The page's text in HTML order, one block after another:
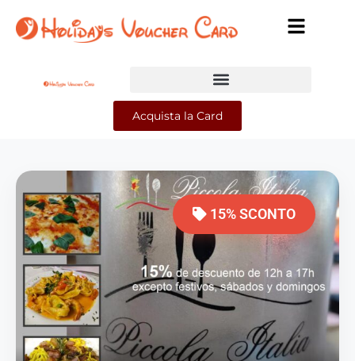
Acquista la Card
15% SCONTO